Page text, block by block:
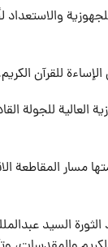
والاستعداد
للقرآن
للجولة
مسار المقاطعة
السيد